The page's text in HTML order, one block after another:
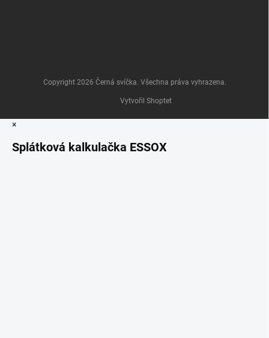
Vytvořil Shoptet
Copyright 2026 Černá svíčka. Všechna práva vyhrazena.
×
Splátková kalkulačka ESSOX